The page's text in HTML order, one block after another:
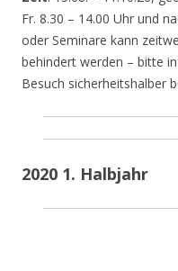
Fr. 8.30 – 14.00 Uhr und
oder Seminare kann
behindert werden – bitte
Besuch sicherheitshalber
2020 1. Halbjahr